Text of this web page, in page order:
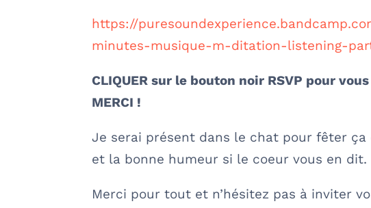
https://
minutes-musique-m-ditation-listening-
CLIQUER sur le bouton noir RSVP pour
MERCI !
Je serai présent dans le chat pour fêter
et la bonne humeur si le coeur vous en dit.
Merci pour tout et n’hésitez pas à inviter